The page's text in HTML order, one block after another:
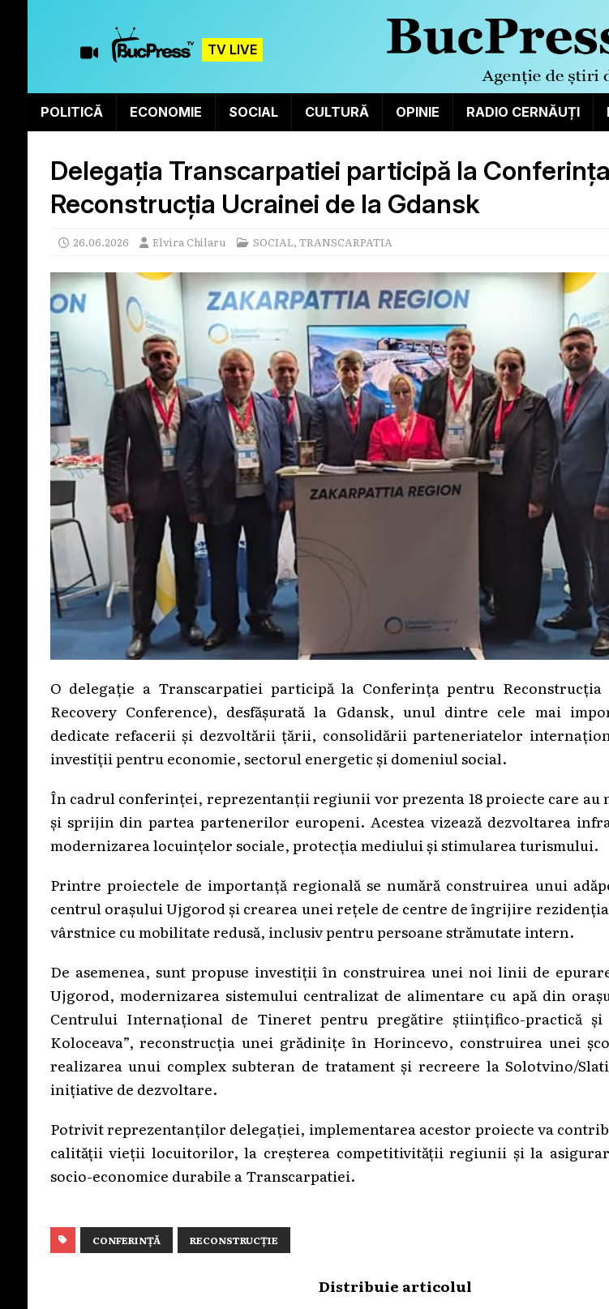
TV LIVE
POLITICĂ ECONOMIE SOCIAL CULTURĂ OPINIE RADIO CERNĂUȚI
Delegația Transcarpatiei participă la
Reconstrucția Ucrainei de la Gdansk
26.06.2026 Elvira Chilaru SOCIAL, TRANSCARPATIA
O delegație a Transcarpatiei participă la Conferința pentru
Recovery Conference), desfășurată la Gdansk, unul dintre cele mai
dedicate refacerii și dezvoltării țării, consolidării parteneriatelor
investiții pentru economie, sectorul energetic și domeniul social.
În cadrul conferinței, reprezentanții regiunii vor prezenta 18 proiecte care au
și sprijin din partea partenerilor europeni. Acestea vizează dezvoltarea
modernizarea locuințelor sociale, protecția mediului și stimularea turismului.
Printre proiectele de importanță regională se numără construirea unui
centrul orașului Ujgorod și crearea unei rețele de centre de îngrijire
vârstnice cu mobilitate redusă, inclusiv pentru persoane strămutate intern.
De asemenea, sunt propuse investiții în construirea unei noi linii de
Ujgorod, modernizarea sistemului centralizat de alimentare cu apă din
Centrului Internațional de Tineret pentru pregătire științifico-practică și
Koloceava”, reconstrucția unei grădinițe în Horincevo, construirea unei
realizarea unui complex subteran de tratament și recreere la Solotvino/
inițiative de dezvoltare.
Potrivit reprezentanților delegației, implementarea acestor proiecte va
calității vieții locuitorilor, la creșterea competitivității regiunii și la
socio-economice durabile a Transcarpatiei.
CONFERINȚĂ RECONSTRUCȚIE
Distribuie articolul